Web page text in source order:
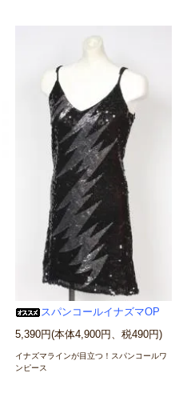
スパンコールイナズマOP
5,390円(本体4,900円、税490円)
イナズマラインが目立つ！スパンコールワ
ンピース